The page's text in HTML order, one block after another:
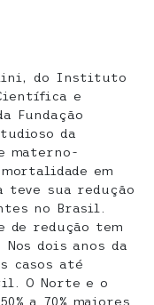
do Instituto
e
Fundação
da
materno-
em
teve sua redução
no Brasil.
de redução tem
dois anos da
casos até
O Norte e o
a 70% maiores